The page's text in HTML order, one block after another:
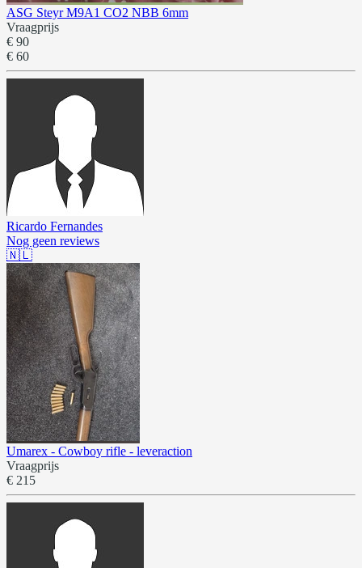
ASG Steyr M9A1 CO2 NBB 6mm
Vraagprijs
€ 90
€ 60
Ricardo Fernandes
Nog geen reviews
🇳🇱
Umarex - Cowboy rifle - leveraction
Vraagprijs
€ 215